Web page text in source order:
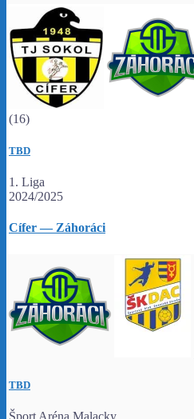
(16)
TBD
1. Liga
2024/2025
Cífer — Záhoráci
TBD
Šport Aréna Malacky